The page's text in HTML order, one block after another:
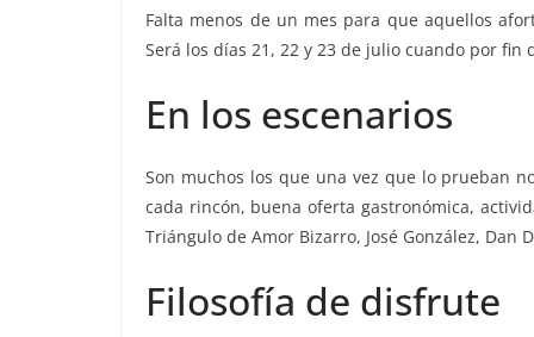
Falta menos de un mes para que aquellos
Será los días 21, 22 y 23 de julio cuando por
En los escenarios
Son muchos los que una vez que lo prueban
cada rincón, buena oferta gastronómica,
Triángulo de Amor Bizarro, José González, Dan
Filosofía de disfrute